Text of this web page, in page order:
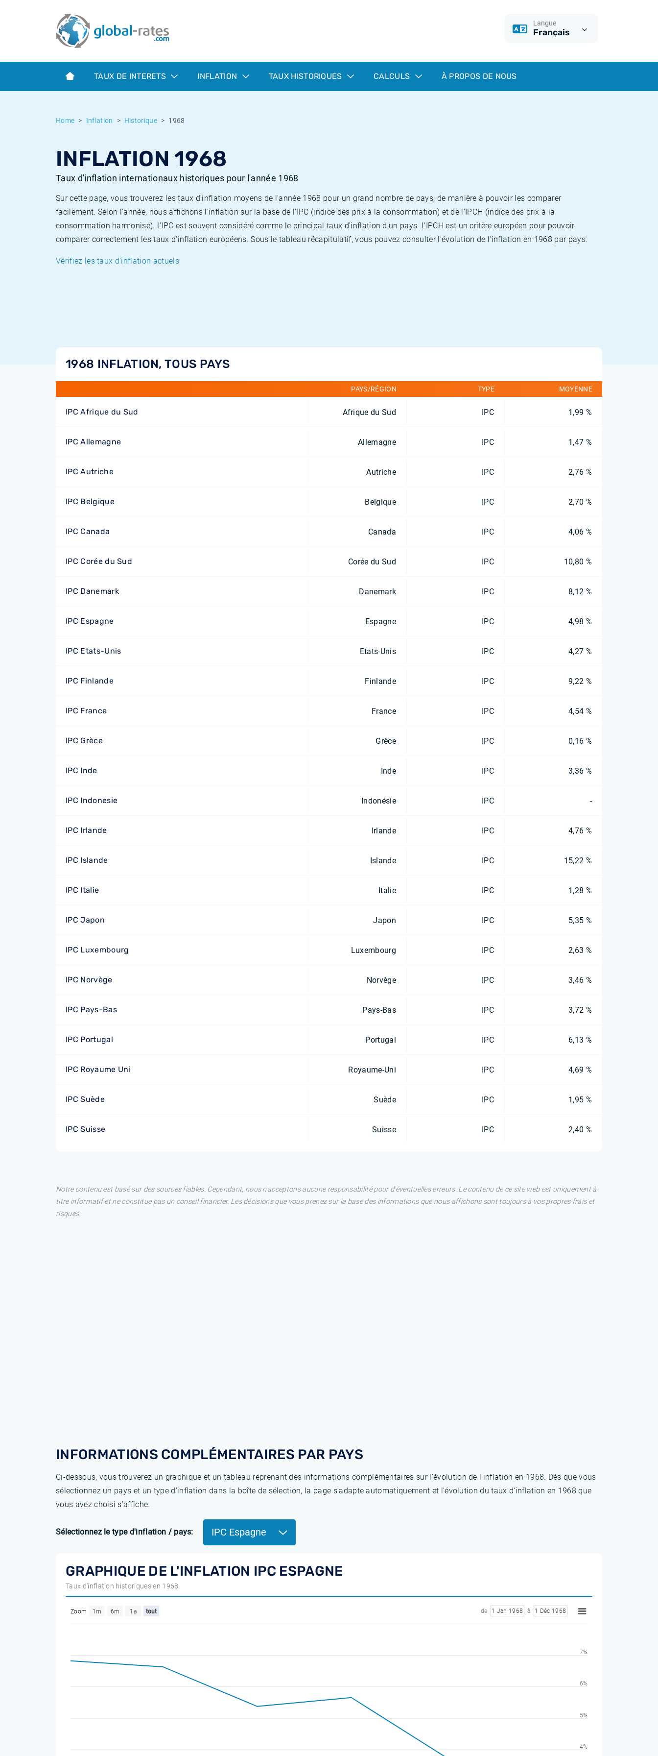
Langue
Français
TAUX DE INTERETS INFLATION TAUX HISTORIQUES CALCULS À PROPOS DE NOUS
Home Inflation Historique 1968
INFLATION 1968
Taux d'inflation internationaux historiques pour l'année 1968
Sur cette page, vous trouverez les taux d'inflation moyens de l'année 1968 pour un grand nombre de pays, de manière à pouvoir les comparer
facilement. Selon l'année, nous affichons l'inflation sur la base de l'IPC (indice des prix à la consommation) et de l'IPCH (indice des prix à la
consommation harmonisé). L'IPC est souvent considéré comme le principal taux d'inflation d'un pays. L'IPCH est un critère européen pour pouvoir
comparer correctement les taux d'inflation européens. Sous le tableau récapitulatif, vous pouvez consulter l'évolution de l'inflation en 1968 par pays.
Vérifiez les taux d'inflation actuels
1968 INFLATION, TOUS PAYS
PAYS/RÉGION TYPE MOYENNE
IPC Afrique du Sud Afrique du Sud IPC 1,99 %
IPC Allemagne Allemagne IPC 1,47 %
IPC Autriche Autriche IPC 2,76 %
IPC Belgique Belgique IPC 2,70 %
IPC Canada Canada IPC 4,06 %
IPC Corée du Sud Corée du Sud IPC 10,80 %
IPC Danemark Danemark IPC 8,12 %
IPC Espagne Espagne IPC 4,98 %
IPC Etats-Unis Etats-Unis IPC 4,27 %
IPC Finlande Finlande IPC 9,22 %
IPC France France IPC 4,54 %
IPC Grèce Grèce IPC 0,16 %
IPC Inde Inde IPC 3,36 %
IPC Indonesie Indonésie IPC -
IPC Irlande Irlande IPC 4,76 %
IPC Islande Islande IPC 15,22 %
IPC Italie Italie IPC 1,28 %
IPC Japon Japon IPC 5,35 %
IPC Luxembourg Luxembourg IPC 2,63 %
IPC Norvège Norvège IPC 3,46 %
IPC Pays-Bas Pays-Bas IPC 3,72 %
IPC Portugal Portugal IPC 6,13 %
IPC Royaume Uni Royaume-Uni IPC 4,69 %
IPC Suède Suède IPC 1,95 %
IPC Suisse Suisse IPC 2,40 %
Notre contenu est basé sur des sources fiables. Cependant, nous n'acceptons aucune responsabilité pour d'éventuelles erreurs. Le contenu de ce site web est uniquement à
titre informatif et ne constitue pas un conseil financier. Les décisions que vous prenez sur la base des informations que nous affichons sont toujours à vos propres frais et
risques.
INFORMATIONS COMPLÉMENTAIRES PAR PAYS
Ci-dessous, vous trouverez un graphique et un tableau reprenant des informations complémentaires sur l’évolution de l'inflation en 1968. Dès que vous
sélectionnez un pays et un type d'inflation dans la boîte de sélection, la page s'adapte automatiquement et l'évolution du taux d'inflation en 1968 que
vous avez choisi s'affiche.
Sélectionnez le type d'inflation / pays: IPC Espagne
GRAPHIQUE DE L'INFLATION IPC ESPAGNE
Taux d'inflation historiques en 1968
Zoom 1m 6m 1a tout de 1 Jan 1968 à 1 Déc 1968
4%
5%
6%
7%
Term SOFR
Qu'est-ce que l'inflation IPC?
Qu'est-ce que l'inflation IPCH?
Taux Euribor historiques
Taux ESTER historiques
Taux d'inflation historiques
Calculateur d’inflation